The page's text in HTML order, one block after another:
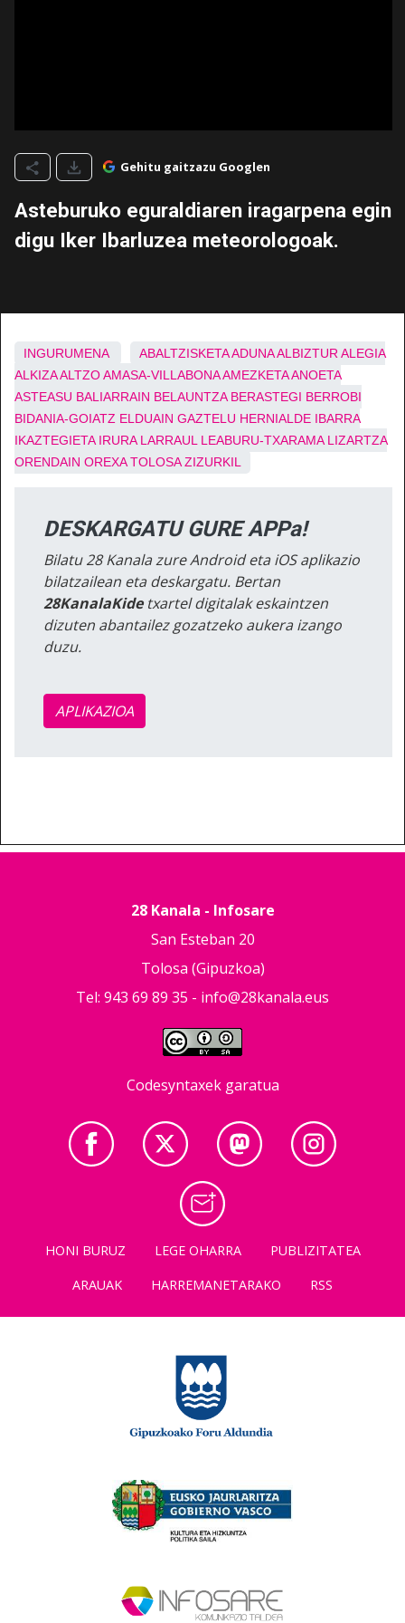
Gehitu gaitzazu Googlen
Asteburuko eguraldiaren iragarpena egin
digu Iker Ibarluzea meteorologoak.
INGURUMENA ABALTZISKETAADUNAALBIZTUR ALEGIA
ALKIZAALTZOAMASA-VILLABONAAMEZKETAANOETA
ASTEASU BALIARRAIN BELAUNTZA BERASTEGI BERROBI
BIDANIA-GOIATZ ELDUAIN GAZTELU HERNIALDE IBARRA
IKAZTEGIETA IRURA LARRAUL LEABURU-TXARAMA LIZARTZA
ORENDAIN OREXA TOLOSA ZIZURKIL
DESKARGATU GURE APPa!
Bilatu 28 Kanala zure Android eta iOS aplikazio
bilatzailean eta deskargatu. Bertan
28KanalaKidetxartel digitalak eskaintzen
dizuten abantailez gozatzeko aukera izango
duzu.
APLIKAZIOA
28 Kanala - Infosare
San Esteban 20
Tolosa (Gipuzkoa)
Tel: 943 69 89 35 - info@28kanala.eus
Codesyntaxek garatua
HONI BURUZ LEGE OHARRA
PUBLIZITATEA
ARAUAK
HARREMANETARAKO RSS